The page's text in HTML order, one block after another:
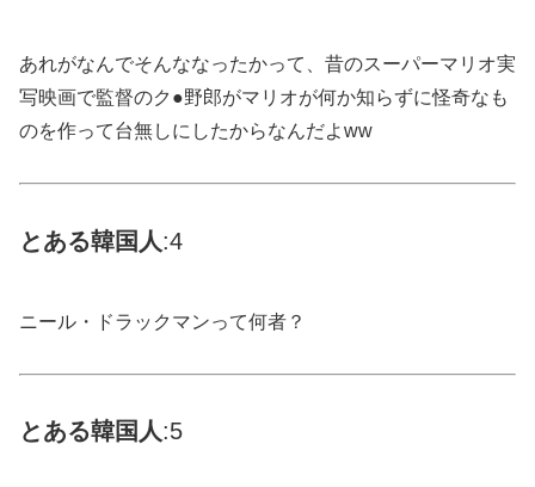
あれがなんでそんななったかって、昔のスーパーマリオ実
写映画で監督のク●野郎がマリオが何か知らずに怪奇なも
のを作って台無しにしたからなんだよww
とある韓国 人:4
ニール・ドラックマンって何者？
とある韓国 人:5